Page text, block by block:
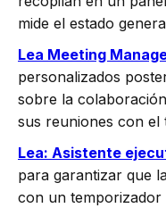
mide el estado
Lea Meeting
personalizados
sobre la
sus reuniones con el
Lea: Asistente
para garantizar que
con un temporizador